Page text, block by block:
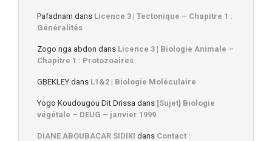
Pafadnam dans Licence 3 | Tectonique – Chapitre 1 :
Généralités
Zogo nga abdon dans Licence 3 | Biologie Animale –
Chapitre 1 : Protozoaires
GBEKLEY dans L1&2 | Biologie Moléculaire
Yogo Koudougou Dit Drissa dans [Sujet] Biologie
végétale – DEUG – janvier 1999
DIANE ABOUBACAR SIDIKI dans Contact :